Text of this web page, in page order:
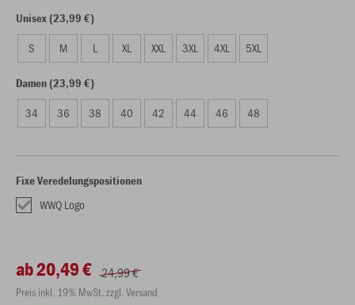
Unisex (23,99 €)
S M L XL XXL 3XL 4XL 5XL
Damen (23,99 €)
34 36 38 40 42 44 46 48
Fixe Veredelungspositionen
WWQ Logo
ab 20,49 € 24,99 €
Preis inkl. 19% MwSt. zzgl. Versand